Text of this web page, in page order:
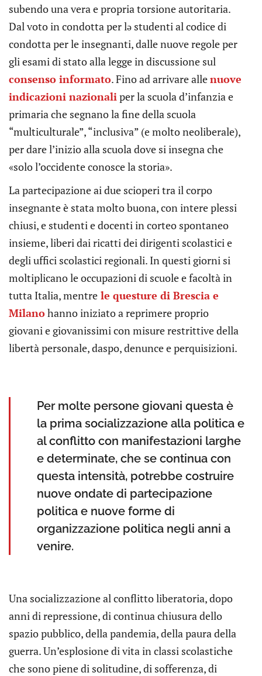
subendo una vera e propria torsione autoritaria.
Dal voto in condotta per lə studenti al codice di
condotta per le insegnanti, dalle nuove regole per
gli esami di stato alla legge in discussione sul
consenso informato. Fino ad arrivare allenuove
indicazioni nazionaliper la scuola d’infanzia e
primaria che segnano la fine della scuola
“multiculturale”, “inclusiva” (e molto neoliberale),
per dare l’inizio alla scuola dove si insegna che
«solo l’occidente conosce la storia».
La partecipazione ai due scioperi tra il corpo
insegnante è stata molto buona, con intere plessi
chiusi, e studenti e docenti in corteo spontaneo
insieme, liberi dai ricatti dei dirigenti scolastici e
degli uffici scolastici regionali. In questi giorni si
moltiplicano le occupazioni di scuole e facoltà in
tutta Italia, mentre le questure di Brescia e
Milanohanno iniziato a reprimere proprio
giovani e giovanissimi con misure restrittive della
libertà personale, daspo, denunce e perquisizioni.
Per molte persone giovani questa è
la prima socializzazione alla politica e
al conflitto con manifestazioni larghe
e determinate, che se continua con
questa intensità, potrebbe costruire
nuove ondate di partecipazione
politica e nuove forme di
organizzazione politica negli anni a
venire.
Una socializzazione al conflitto liberatoria, dopo
anni di repressione, di continua chiusura dello
spazio pubblico, della pandemia, della paura della
guerra. Un’esplosione di vita in classi scolastiche
che sono piene di solitudine, di sofferenza, di